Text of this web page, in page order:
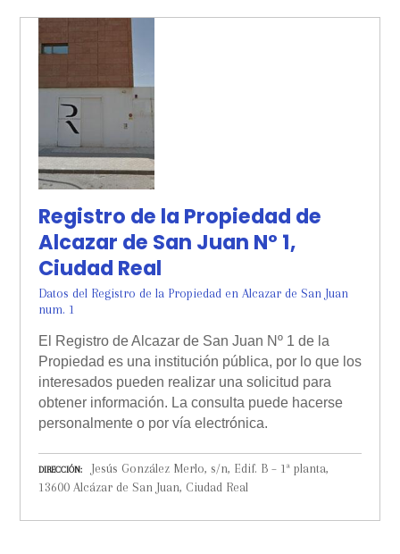
Registro de la Propiedad de
Alcazar de San Juan Nº 1,
Ciudad Real
Datos del Registro de la Propiedad en Alcazar de San Juan
num. 1
El Registro de Alcazar de San Juan Nº 1 de la
Propiedad es una institución pública, por lo que los
interesados pueden realizar una solicitud para
obtener información. La consulta puede hacerse
personalmente o por vía electrónica.
DIRECCIÓN
Jesús González Merlo, s/n, Edif. B – 1ª planta,
13600 Alcázar de San Juan, Ciudad Real